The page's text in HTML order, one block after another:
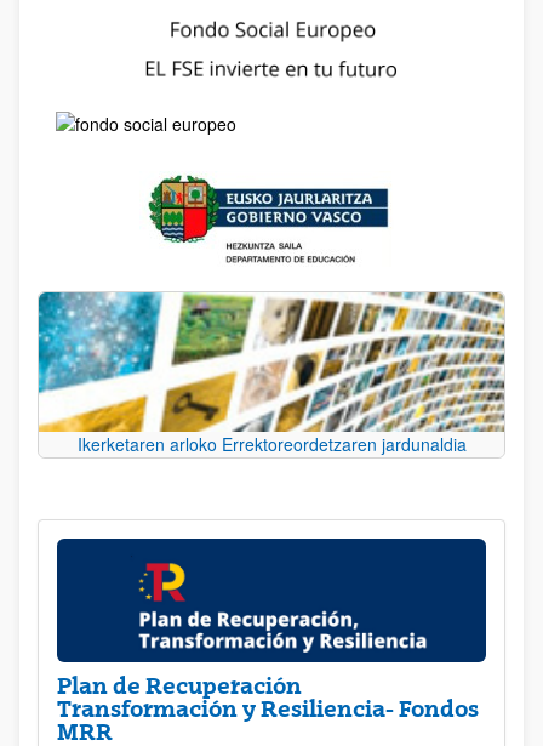
Ikerketaren arloko Errektoreordetzaren jardunaldia
Plan de Recuperación
Transformación y Resiliencia- Fondos
MRR